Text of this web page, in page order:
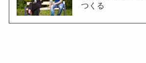
つくる